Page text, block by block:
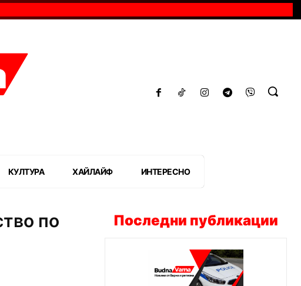
КУЛТУРА ХАЙЛАЙФ ИНТЕРЕСНО
по
Последни публикации